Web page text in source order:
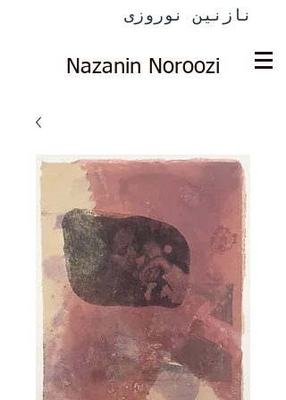
نازنین نوروزی
Nazanin Noroozi